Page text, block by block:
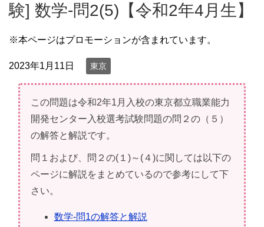
験] 数学-問2(5)【令和2年4月生】
※本ページはプロモーションが含まれています。
2023年1月11日 東京
この問題は令和2年1月入校の東京都立職業能力
開発センター入校選考試験問題の問２の（５）
の解答と解説です。
問１および、問２の(１)～(４)に関しては以下の
ページに解説をまとめているので参考にして下
さい。
数学-問1の解答と解説